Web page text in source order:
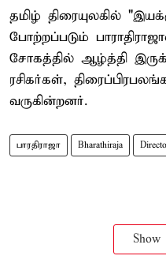
தமிழ் திரையுலகில்
போற்றப்படும்
சோகத்தில் ஆழ்த்தி
ரசிகர்கள்,
வருகின்றனர்.
பாரதிராஜா Bharathiraja
Show